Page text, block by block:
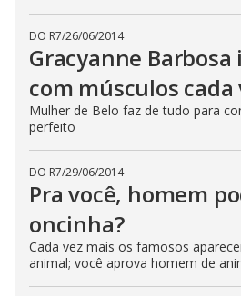
DO R7/26/06/2014
Gracyanne
com músculos cada
Mulher de Belo faz de tudo para
perfeito
DO R7/29/06/2014
Pra você, homem
oncinha?
Cada vez mais os famosos
animal; você aprova homem de